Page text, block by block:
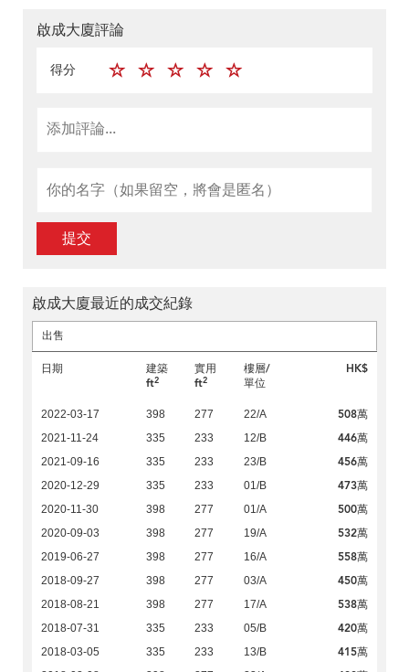
啟成大廈評論
得分
提交
啟成大廈最近的成交紀錄
出售
日期
建築
ft2
實用
ft2
樓層/
單位
HK$
2022-03-17 398 277 22/A 508萬
2021-11-24 335 233 12/B 446萬
2021-09-16 335 233 23/B 456萬
2020-12-29 335 233 01/B 473萬
2020-11-30 398 277 01/A 500萬
2020-09-03 398 277 19/A 532萬
2019-06-27 398 277 16/A 558萬
2018-09-27 398 277 03/A 450萬
2018-08-21 398 277 17/A 538萬
2018-07-31 335 233 05/B 420萬
2018-03-05 335 233 13/B 415萬